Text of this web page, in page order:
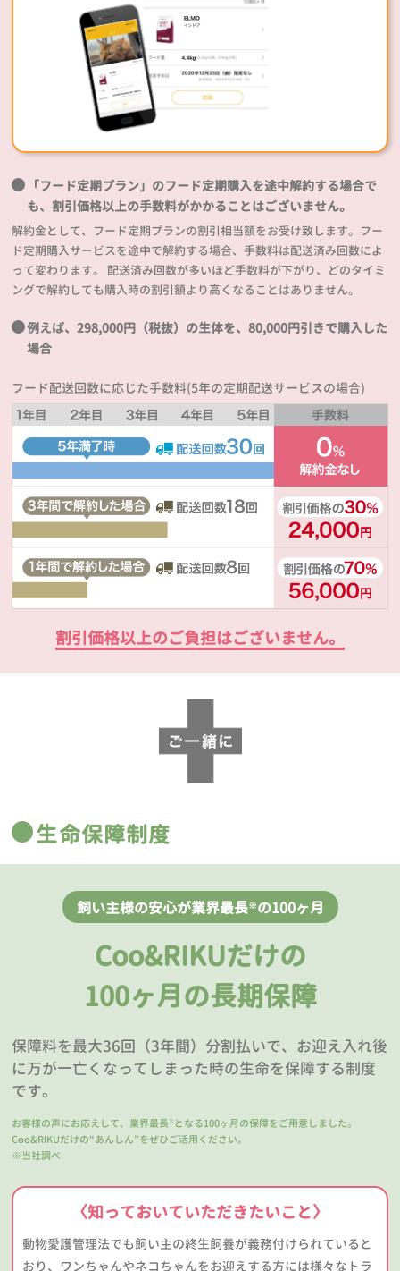
「フード定期プラン」のフード定期購入を途中解約する場合で
も、割引価格以上の手数料がかかることはございません。
解約金として、フード定期プランの割引相当額をお受け致します。フー
ド定期購入サービスを途中で解約する場合、手数料は配送済み回数によ
って変わります。 配送済み回数が多いほど手数料が下がり、どのタイミ
ングで解約しても購入時の割引額より高くなることはありません。
例えば、298,000円（税抜）の生体を、80,000円引きで購入した
場合
フード配送回数に応じた手数料(5年の定期配送サービスの場合)
割引価格以上のご負担はございません。
生命保障制度
飼い主様の安心が業界最長※の100ヶ月
Coo&RIKUだけの
100ヶ月の長期保障
保障料を最大36回（3年間）分割払いで、お迎え入れ後
に万が一亡くなってしまった時の生命を保障する制度
です。
お客様の声にお応えして、業界最長 ※ となる100ヶ月の保障をご用意しました。
Coo&RIKUだけの“あんしん”をぜひご活用ください。
※当社調べ
〈知っておいていただきたいこと〉
動物愛護管理法でも飼い主の終生飼養が義務付けられていると
おり、ワンちゃんやネコちゃんをお迎えする方には様々なトラ